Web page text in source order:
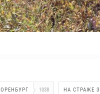
ОРЕНБУРГ 1038 НА СТРАЖЕ